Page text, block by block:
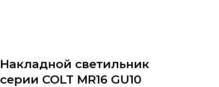
Накладной светильник
серии COLT MR16 GU10